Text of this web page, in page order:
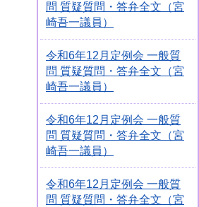
問 質疑質問・答弁全文（宮
崎吾一議員）
令和6年12月定例会 一般質
問 質疑質問・答弁全文（宮
崎吾一議員）
令和6年12月定例会 一般質
問 質疑質問・答弁全文（宮
崎吾一議員）
令和6年12月定例会 一般質
問 質疑質問・答弁全文（宮